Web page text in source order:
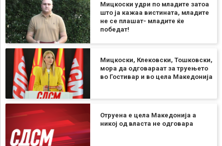
Мицкоски удри по младите затоа
што ја кажаа вистината, младите
не се плашат- младите ќе
победат!
Мицкоски, Клековски, Тошковски,
мора да одговараат за труењето
во Гостивар и во цела Македонија
Отруена е цела Македонија а
никој од власта не одговара